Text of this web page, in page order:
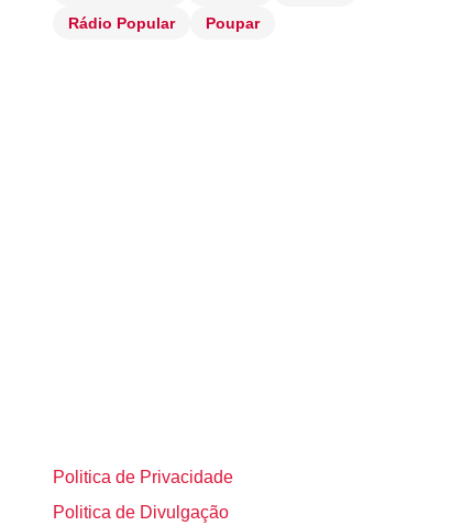
Rádio Popular
Poupar
Politica de Privacidade
Politica de Divulgação